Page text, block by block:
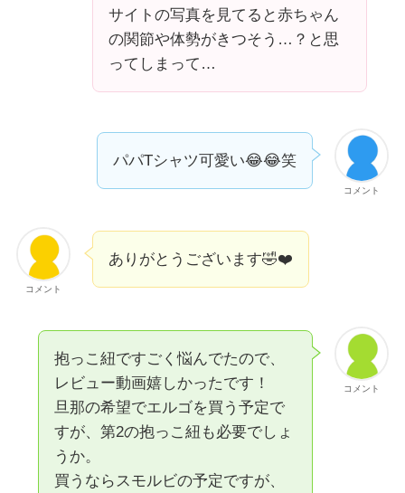
サイトの写真を見てると赤ちゃん
の関節や体勢がきつそう…？と思
ってしまって…
コメント
パパTシャツ可愛い😂😂笑
コメント
ありがとうございます🤣❤️
コメント
抱っこ紐ですごく悩んでたので、
レビュー動画嬉しかったです！
旦那の希望でエルゴを買う予定で
すが、第2の抱っこ紐も必要でしょ
うか。
買うならスモルビの予定ですが、